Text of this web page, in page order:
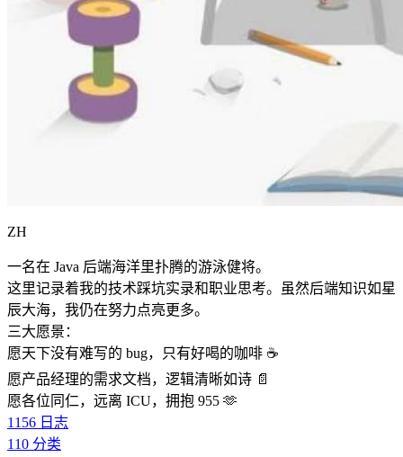
ZH
一名在 Java 后端海洋里扑腾的游泳健将。
这里记录着我的技术踩坑实录和职业思考。虽然后端知识如星
辰大海，我仍在努力点亮更多。
三大愿景：
愿天下没有难写的 bug，只有好喝的咖啡 ☕️
愿产品经理的需求文档，逻辑清晰如诗 📄
愿各位同仁，远离 ICU，拥抱 955 🫶
1156 日志
110 分类